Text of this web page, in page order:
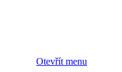
Otevřít menu